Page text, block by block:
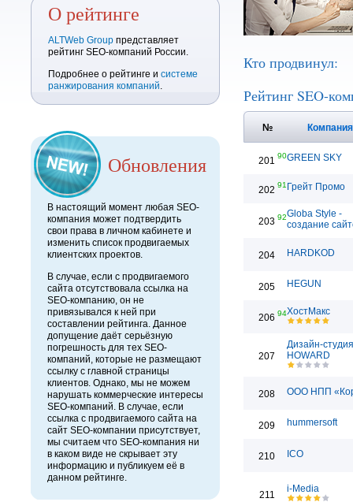
О рейтинге
ALTWeb Group представляет
рейтинг SEO-компаний России.
Подробнее о рейтинге и системе
ранжирования компаний.
Обновления
В настоящий момент любая SEO-
компания может подтвердить
свои права в личном кабинете и
изменить список продвигаемых
клиентских проектов.
В случае, если с продвигаемого
сайта отсутствовала ссылка на
SEO-компанию, он не
привязывался к ней при
составлении рейтинга. Данное
допущение даёт серьёзную
погрешность для тех SEO-
компаний, которые не размещают
ссылку с главной страницы
клиентов. Однако, мы не можем
нарушать коммерческие интересы
SEO-компаний. В случае, если
ссылка с продвигаемого сайта на
сайт SEO-компании присутствует,
мы считаем что SEO-компания ни
в каком виде не скрывает эту
информацию и публикуем её в
данном рейтинге.
Кто продвинул:
Рейтинг SEO-
№ Компания
201 90GREEN SKY
202 91 Грейт Промо
203 92Globa Style -
создание
204 HARDKOD
205 HEGUN
206 94ХостМакс
207
Дизайн-студия
HOWARD
208 ООО НПП
209 hummersoft
210 ICO
211
i-Media